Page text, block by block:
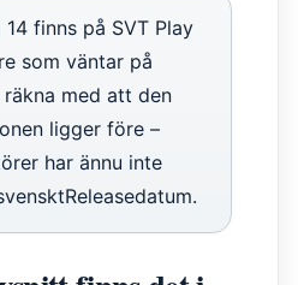
14 finns på SVT Play
som väntar på
räkna med att den
ligger före –
har ännu inte